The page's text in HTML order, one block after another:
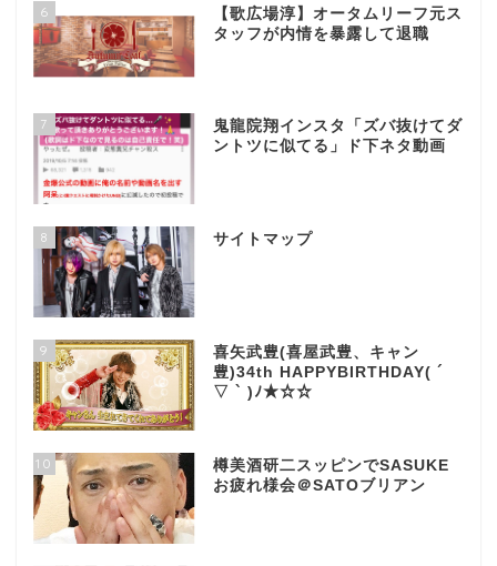
6
【歌広場淳】オータムリーフ元ス
タッフが内情を暴露して退職
7
鬼龍院翔インスタ「ズバ抜けてダ
ントツに似てる」ド下ネタ動画
8 サイトマップ
9
喜矢武豊(喜屋武豊、キャン
豊)34th HAPPYBIRTHDAY( ´
▽ ` )ﾉ★☆☆
10
樽美酒研二スッピンでSASUKE
お疲れ様会＠SATOブリアン